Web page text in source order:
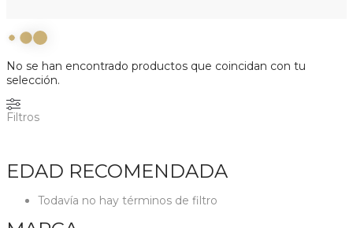
No se han encontrado productos que coincidan con tu
selección.
Filtros
EDAD RECOMENDADA
Todavía no hay términos de filtro